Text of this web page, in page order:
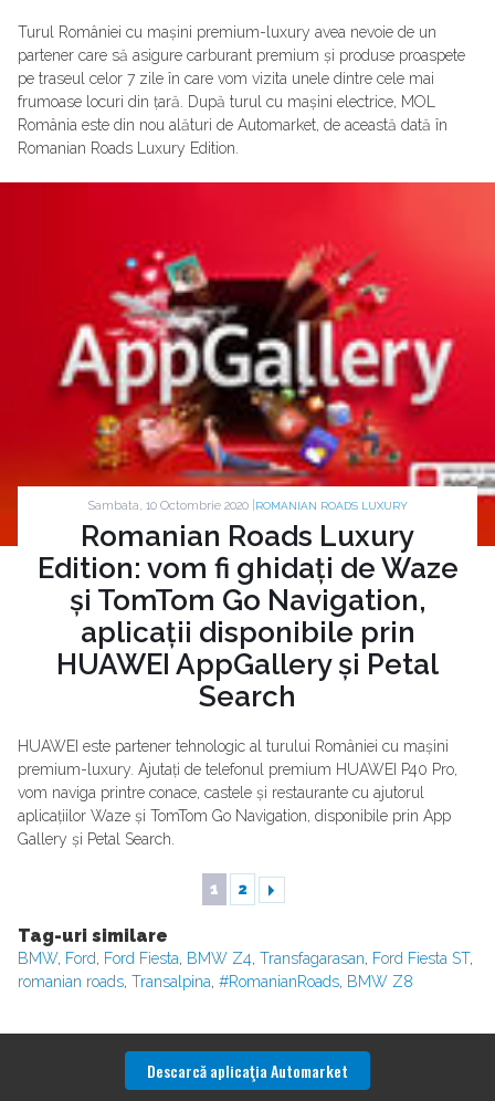
Turul României cu mașini premium-luxury avea nevoie de un
partener care să asigure carburant premium și produse proaspete
pe traseul celor 7 zile în care vom vizita unele dintre cele mai
frumoase locuri din țară. După turul cu mașini electrice, MOL
România este din nou alături de Automarket, de această dată în
Romanian Roads Luxury Edition.
Sambata, 10 Octombrie 2020 | ROMANIAN ROADS LUXURY
Romanian Roads Luxury
Edition: vom fi ghidați de Waze
și TomTom Go Navigation,
aplicații disponibile prin
HUAWEI AppGallery și Petal
Search
HUAWEI este partener tehnologic al turului României cu mașini
premium-luxury. Ajutați de telefonul premium HUAWEI P40 Pro,
vom naviga printre conace, castele și restaurante cu ajutorul
aplicațiilor Waze și TomTom Go Navigation, disponibile prin App
Gallery și Petal Search.
1 2
Tag-uri similare
BMW, Ford, Ford Fiesta, BMW Z4, Transfagarasan, Ford Fiesta ST,
romanian roads, Transalpina, #RomanianRoads, BMW Z8
Descarcă aplicaţia Automarket